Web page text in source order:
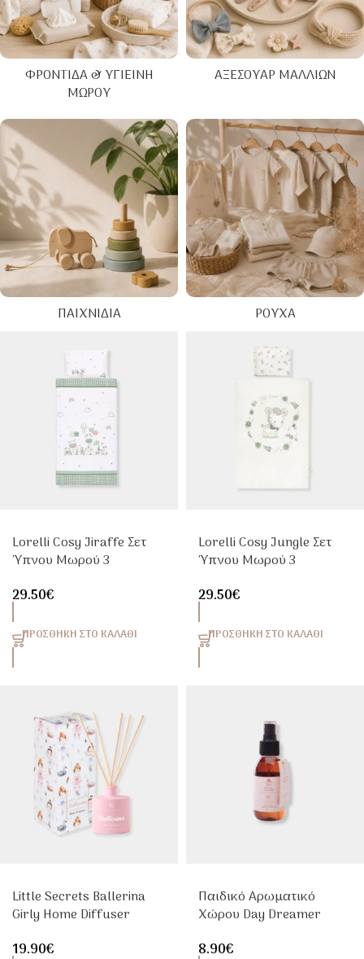
ΦΡΟΝΤΊΔΑ & ΥΓΙΕΙΝΉ
ΜΩΡΟΎ
ΑΞΕΣΟΥΆΡ ΜΑΛΛΙΏΝ
ΠΑΙΧΝΊΔΙΑ ΡΟΎΧΑ
Lorelli Cosy Jiraffe Σετ
Ύπνου Μωρού 3
Μπεζ
29.50€
ΠΡΟΣΘΉΚΗ ΣΤΟ ΚΑΛΆΘΙ
Lorelli Cosy Jungle Σετ
Ύπνου Μωρού 3
Μπεζ
29.50€
ΠΡΟΣΘΉΚΗ ΣΤΟ ΚΑΛΆΘΙ
Little Secrets Ballerina
Girly Home Diffuser
Χώρου
19.90€
Παιδικό Αρωματικό
Χώρου Day Dreamer
8.90€